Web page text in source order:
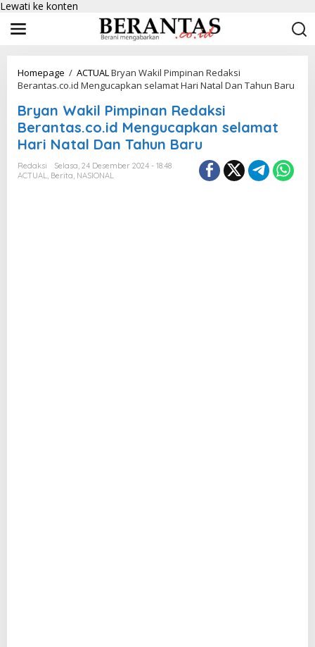
Lewati ke konten
Homepage / ACTUALBryan Wakil Pimpinan Redaksi
Berantas.co.id Mengucapkan selamat Hari Natal Dan Tahun Baru
Bryan Wakil Pimpinan Redaksi
Berantas.co.id Mengucapkan selamat
Hari Natal Dan Tahun Baru
Redaksi
Selasa, 24 Desember 2024 - 18:48
ACTUAL, Berita, NASIONAL